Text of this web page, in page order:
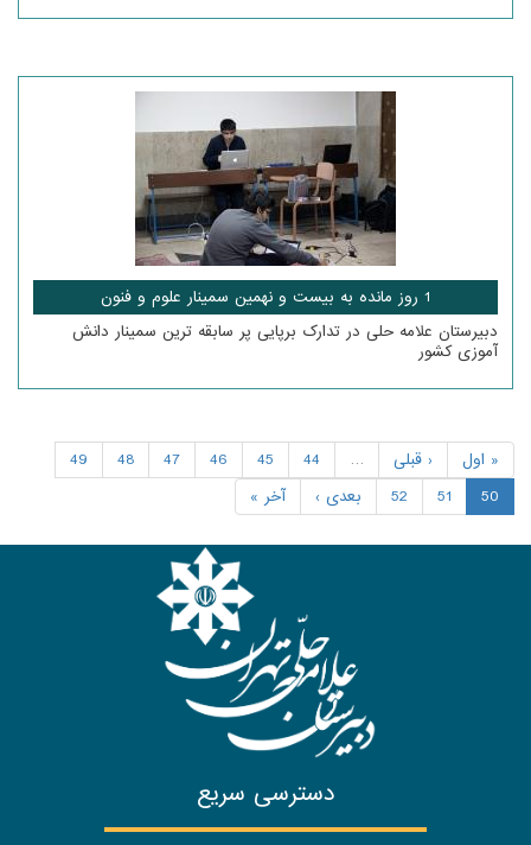
1 روز مانده به بیست و نهمین سمینار علوم و فنون
دبیرستان علامه حلی در تدارک برپایی پر سابقه ترین سمینار دانش
آموزی کشور
« اول ‹ قبلی …
44
45
46
47
48
49
50
51
52 بعدی › آخر »
دسترسی سریع